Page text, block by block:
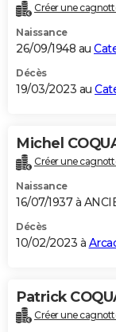
Créer une
Naissance
26/09/1948 au
Décès
19/03/2023 au
Michel
Créer une
Naissance
16/07/1937 à
Décès
10/02/2023 à
Patrick
Créer une